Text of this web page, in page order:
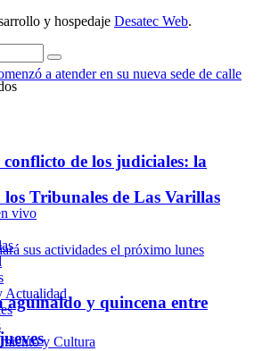
de los judiciales: la
los Tribunales de Las Varillas
aguinaldo y quincena entre
y hospedaje Desatec Web.
vivo
Actualidad
y Cultura